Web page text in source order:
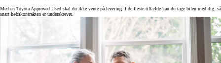
Med en Toyota Approved Used skal du ikke vente på levering. I de fleste tilfælde kan du tage bilen med dig, så
snart købskontrakten er underskrevet.